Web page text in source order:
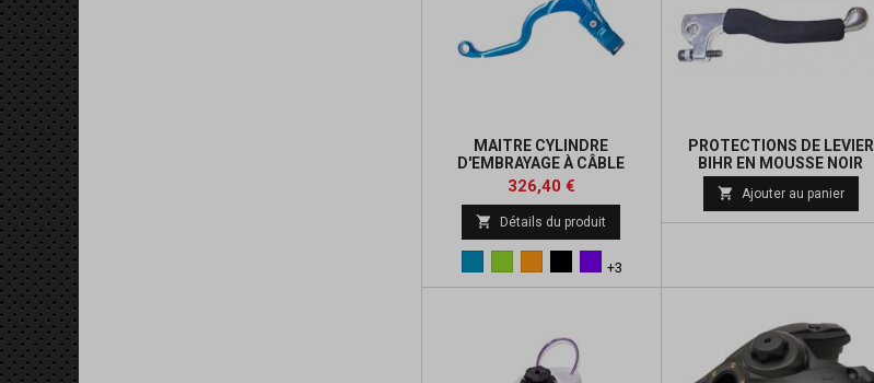
MAITRE CYLINDRE
D'EMBRAYAGE À CÂBLE
BERINGER
Prix
326,40 €Prix
de
base
 Détails du produit
Violet
+3
PROTECTIONS DE LEVIER
BIHR EN MOUSSE NOIR
de
 Ajouter au panier